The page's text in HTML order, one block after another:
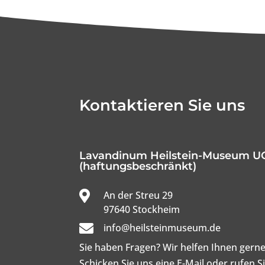
Kontaktieren Sie uns
Lavandinum Heilstein-Museum
(haftungsbeschränkt)
 An der Streu 29
97640 Stockheim

info@heilsteinmuseum.de
Sie haben Fragen? Wir helfen Ihnen